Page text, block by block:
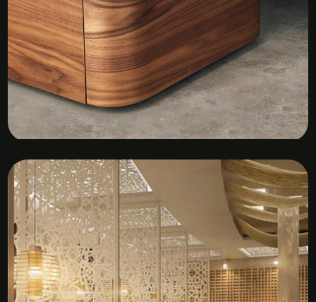
Kệ Tủ Gỗ Veneer